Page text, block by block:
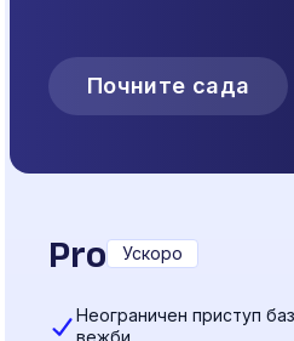
Почните сада
Pro Ускоро
Неограничен приступ